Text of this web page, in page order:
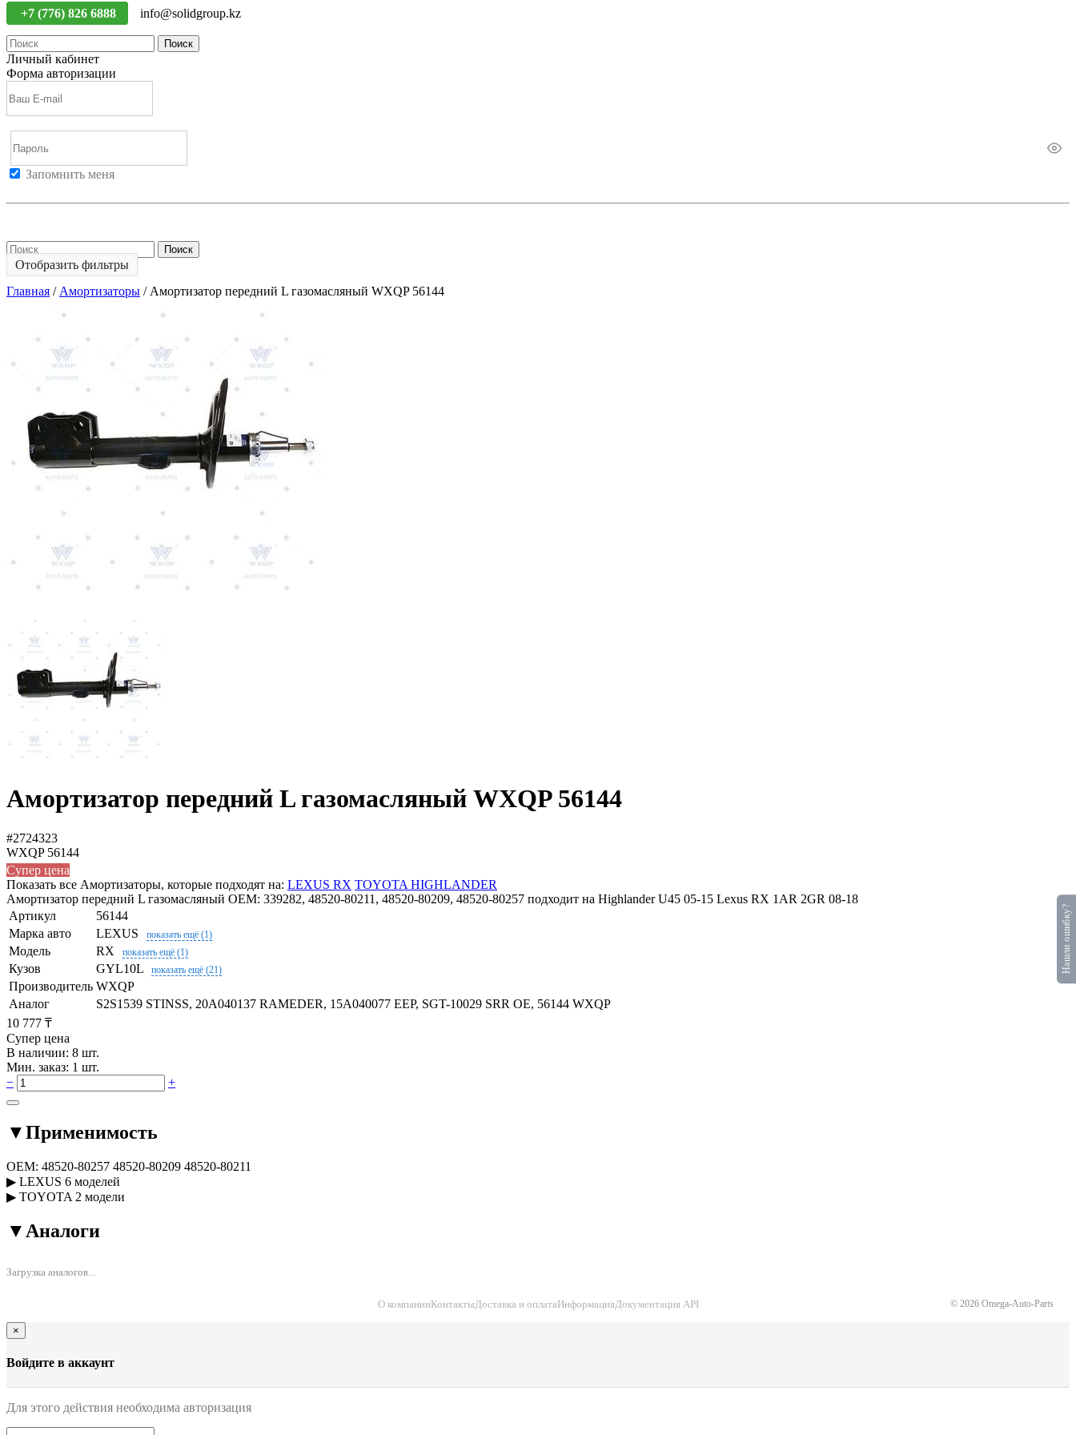
+7 (776) 826 6888 info@solidgroup.kz
Поиск
Личный кабинет
Форма авторизации
Запомнить меня
Поиск
Отобразить фильтры
Главная / Амортизаторы / Амортизатор передний L газомасляный WXQP 56144
Амортизатор передний L газомасляный WXQP 56144
#2724323
WXQP 56144
Супер цена
Показать все Амортизаторы, которые подходят на: LEXUS RX TOYOTA HIGHLANDER
Амортизатор передний L газомасляный OEM: 339282, 48520-80211, 48520-80209, 48520-80257 подходит на Highlander U45 05-15 Lexus RX 1AR 2GR 08-18
Артикул
56144
Марка авто
LEXUS показать ещё (1)
Модель RX показать ещё (1)
Кузов GYL10L показать ещё (21)
Производитель WXQP
Аналог
S2S1539 STINSS, 20A040137 RAMEDER, 15A040077 EEP, SGT-10029 SRR OE, 56144 WXQP
10 777 ₸
Супер цена
В наличии: 8 шт.
Мин. заказ: 1 шт.
−
+
▼Применимость
OEM: 48520-80257 48520-80209 48520-80211
▶ LEXUS 6 моделей
▶ TOYOTA 2 модели
▼ Аналоги
Загрузка аналогов...
О компанииКонтактыДоставка и оплатаИнформацияДокументация API © 2026 Omega-Auto-Parts
×
Войдите в аккаунт
Для этого действия необходима авторизация
Нашли ошибку?